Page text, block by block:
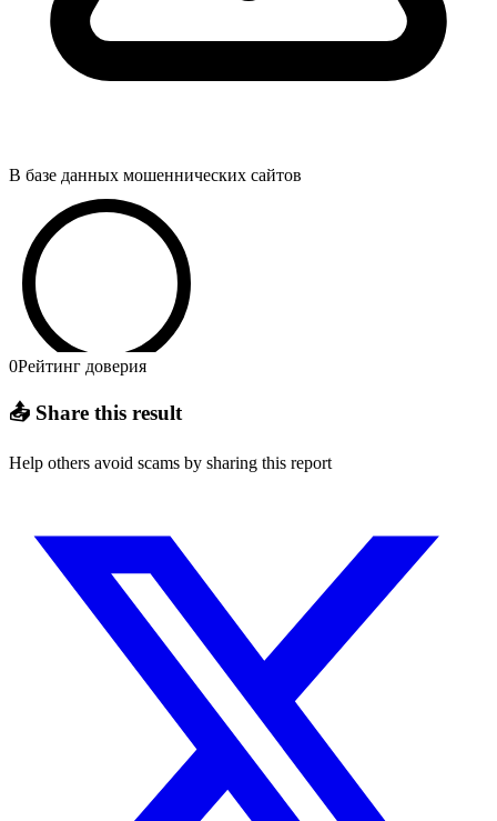
В базе данных мошеннических сайтов
0Рейтинг доверия
📤 Share this result
Help others avoid scams by sharing this report